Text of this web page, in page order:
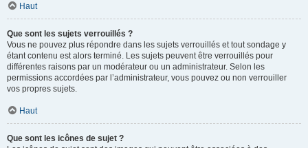
Haut
Que sont les sujets verrouillés ?
Vous ne pouvez plus répondre dans les sujets verrouillés et tout sondage y
étant contenu est alors terminé. Les sujets peuvent être verrouillés pour
différentes raisons par un modérateur ou un administrateur. Selon les
permissions accordées par l’administrateur, vous pouvez ou non verrouiller
vos propres sujets.
Haut
Que sont les icônes de sujet ?